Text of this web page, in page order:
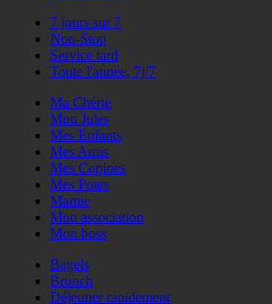
7 jours sur 7
Non-Stop
Service tard
Toute l'année, 7j/7
Ma Chérie
Mon Jules
Mes Enfants
Mes Amis
Mes Copines
Mes Potes
Mamie
Mon association
Mon boss
Bagels
Brunch
Déjeuner rapidement